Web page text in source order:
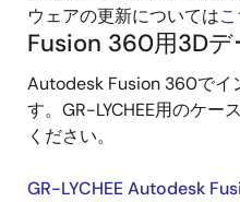
ウェアの更新については
Fusion 360用3Dデ
Autodesk Fusion 360でイ
す。GR-LYCHEE用のケー
ください。
GR-LYCHEE Autodesk